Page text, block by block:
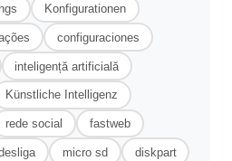
Konfigurationen
configuraciones
inteligență artificială
Künstliche Intelligenz
rede social fastweb
micro sd diskpart